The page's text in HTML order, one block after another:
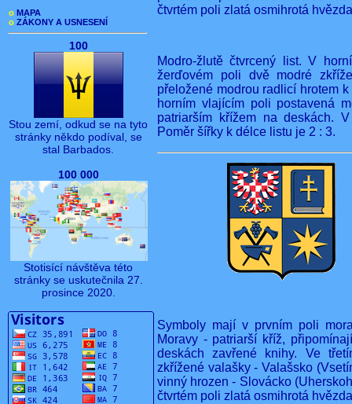
o MAPA
o ZÁKONY A USNESENÍ
100
Stou zemí, odkud se na tyto
stránky někdo podíval, se
stal Barbados.
100 000
Stotisící návštěva této
stránky se uskutečnila 27.
prosince 2020.
čtvrtém poli zlatá osmihrotá
Modro-žlutě čtvrcený list. V
žerďovém poli dvě modré
přeložené modrou radlicí hrotem
horním vlajícím poli postavená
patriarším křížem na deskách.
Poměr šířky k délce listu je 2 : 3.
Symboly mají v prvním poli
Moravy - patriarší kříž,
deskách zavřené knihy. Ve
zkřížené valašky - Valašsko
vinný hrozen - Slovácko
čtvrtém poli zlatá osmihrotá